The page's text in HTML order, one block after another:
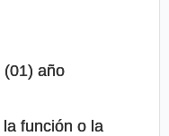
(01) año
función o la